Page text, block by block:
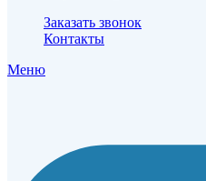
Заказать звонок
Контакты
Меню